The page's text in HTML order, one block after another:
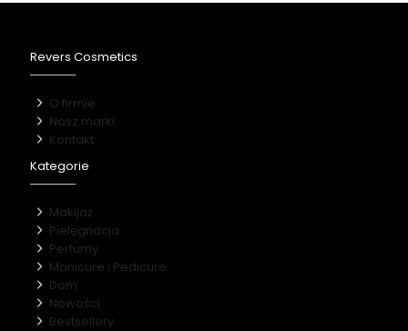
Revers Cosmetics
O firmie
Nasz marki
Kontakt
Kategorie
Makijaż
Pielęgnacja
Perfumy
Manicure i Pedicure
Dom
Nowości
Bestsellery